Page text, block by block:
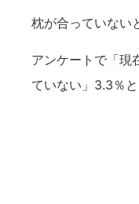
枕が合っていない
アンケートで「現
ていない」3.3％